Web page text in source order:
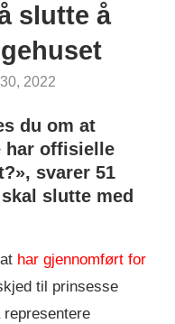
slutte å
2022
du om at
har offisielle
svarer 51
slutte med
har gjennomført for
til prinsesse